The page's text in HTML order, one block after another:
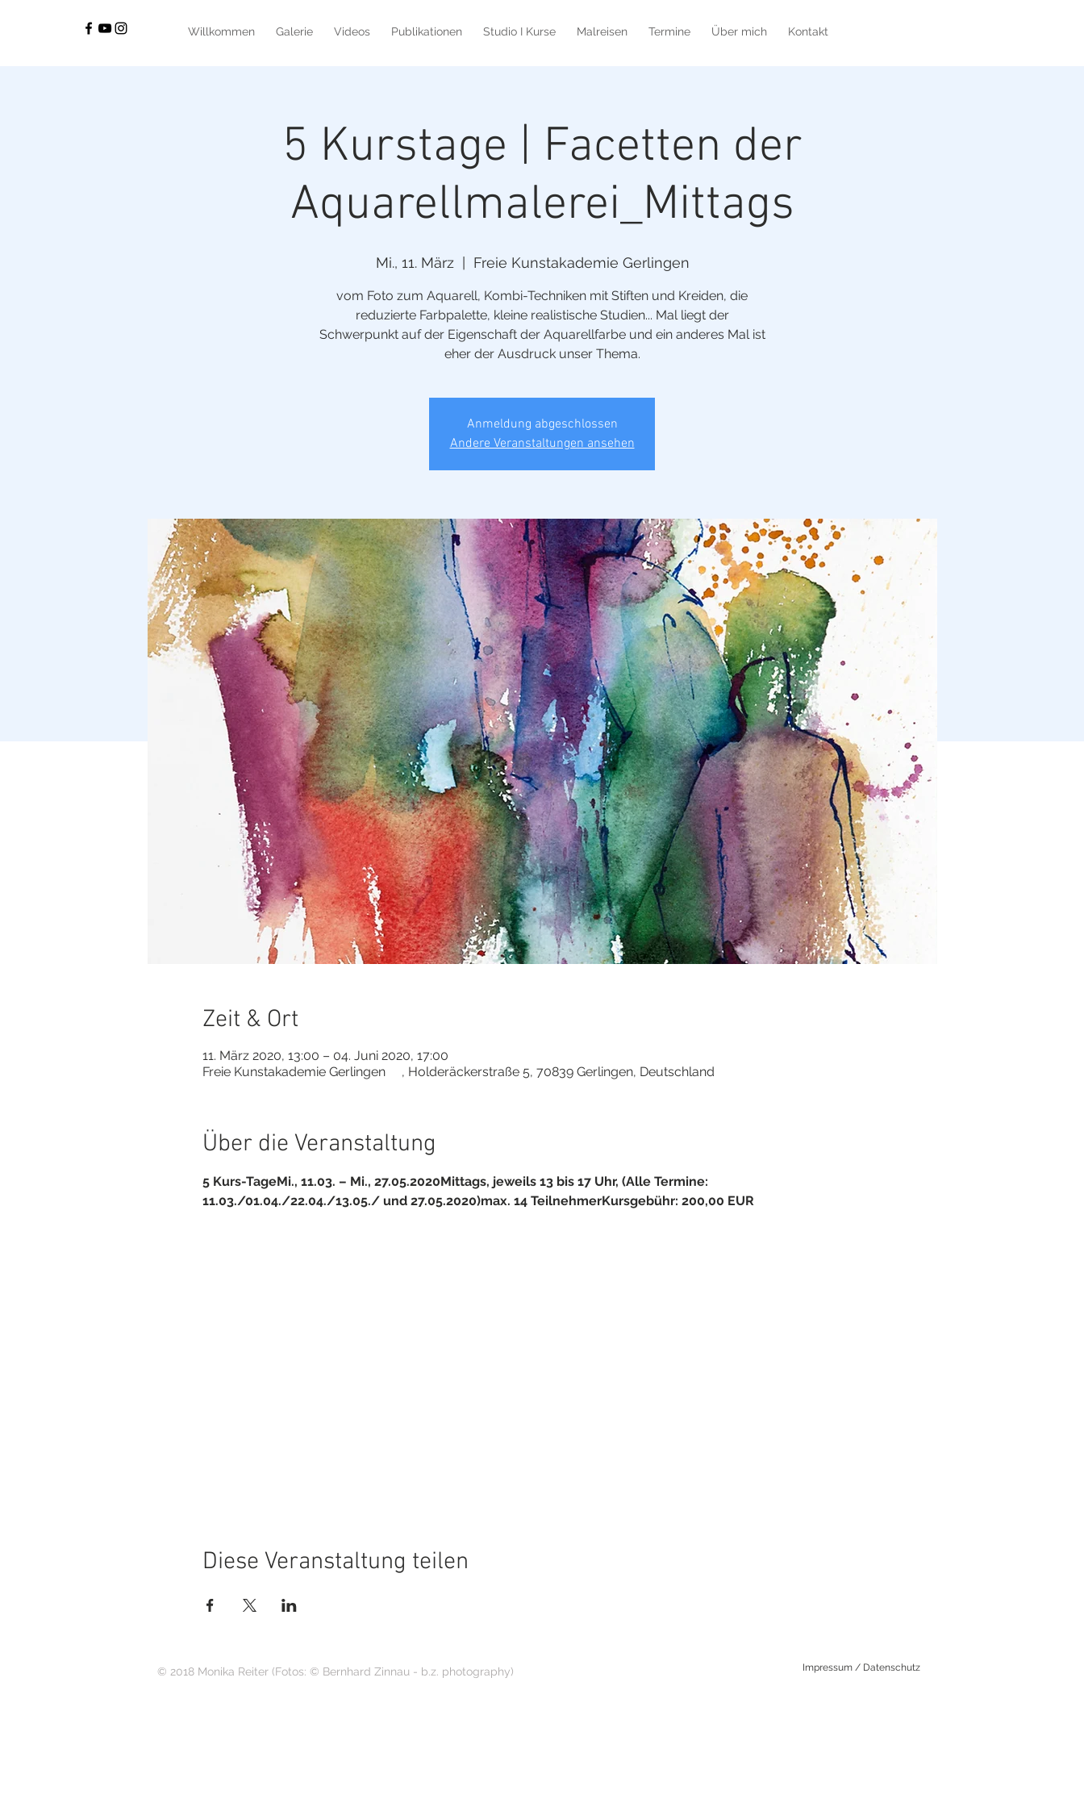
Willkommen Galerie Videos Publikationen Studio I Kurse Malreisen Termine Über mich Kontakt
5 Kurstage | Facetten der
Aquarellmalerei_Mittags
Mi., 11. März Freie Kunstakademie Gerlingen
vom Foto zum Aquarell, Kombi-Techniken mit Stiften und Kreiden, die
reduzierte Farbpalette, kleine realistische Studien... Mal liegt der
Schwerpunkt auf der Eigenschaft der Aquarellfarbe und ein anderes Mal ist
eher der Ausdruck unser Thema.
Anmeldung abgeschlossen
Andere Veranstaltungen ansehen
Zeit & Ort
11. März 2020, 13:00 – 04. Juni 2020, 17:00
Freie Kunstakademie Gerlingen , Holderäckerstraße 5, 70839 Gerlingen, Deutschland
Über die Veranstaltung
5 Kurs-TageMi., 11.03. – Mi., 27.05.2020Mittags, jeweils 13 bis 17 Uhr, (Alle Termine:
11.03./01.04./22.04./13.05./ und 27.05.2020)max. 14 TeilnehmerKursgebühr: 200,00 EUR
Diese Veranstaltung teilen
© 2018 Monika Reiter (Fotos: © Bernhard Zinnau - b.z. photography) Impressum / Datenschutz